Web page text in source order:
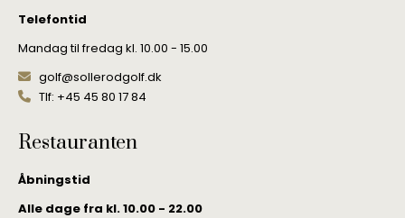
Telefontid
Mandag til fredag kl. 10.00 - 15.00
golf@sollerodgolf.dk
Tlf: +45 45 80 17 84
Restauranten
Åbningstid
Alle dage fra kl. 10.00 - 22.00